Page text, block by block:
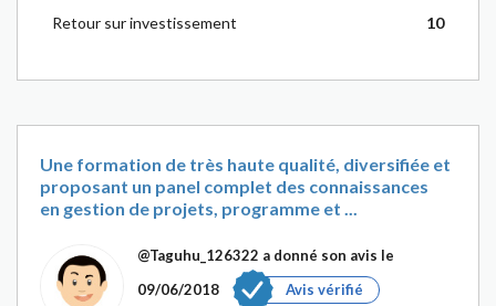
Retour sur investissement
10
Une formation de très haute qualité, diversifiée et
proposant un panel complet des connaissances
en gestion de projets, programme et ...
@Taguhu_126322 a donné son avis le
09/06/2018
Avis vérifié